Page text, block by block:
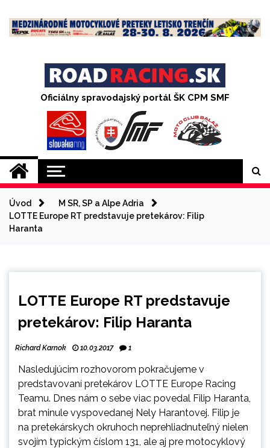
content
Oficiálny spravodajský portál ŠK CPM SMF
Úvod
M SR, SP a Alpe Adria
LOTTE Europe RT predstavuje pretekárov: Filip
Haranta
LOTTE Europe RT predstavuje
pretekárov: Filip Haranta
Richard Karnok 10.03.2017 1
Nasledujúcim rozhovorom pokračujeme v
predstavovaní pretekárov LOTTE Europe Racing
Teamu. Dnes nám o sebe viac povedal Filip Haranta,
brat minule vyspovedanej Nely Harantovej. Filip je
na pretekárskych okruhoch neprehliadnuteľný nielen
svojím typickým číslom 131, ale aj pre motocyklový